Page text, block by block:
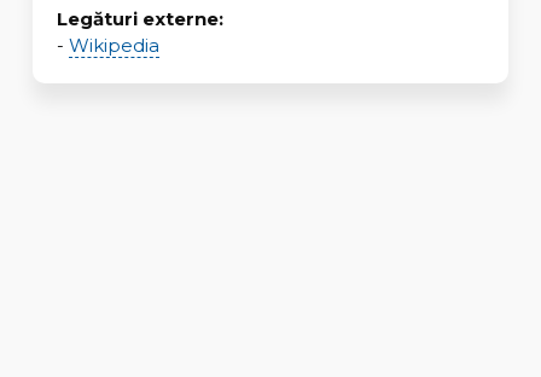
Legături externe:
- Wikipedia